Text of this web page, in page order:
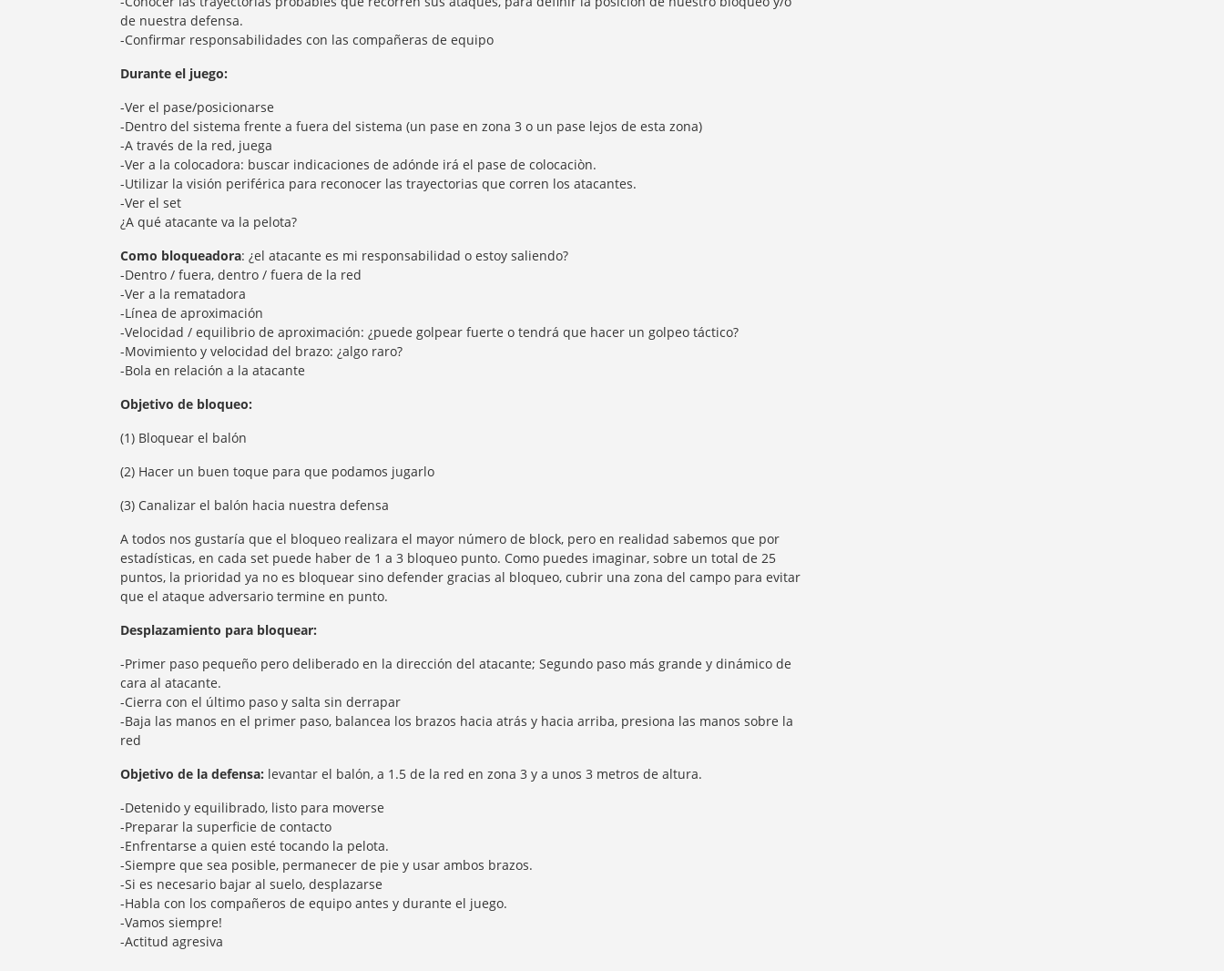
de nuestra defensa.
-Confirmar responsabilidades con las compañeras de equipo
Durante el juego:
-Ver el pase/posicionarse
-Dentro del sistema frente a fuera del sistema (un pase en zona 3 o un pase lejos de esta zona)
-A través de la red, juega
-Ver a la colocadora: buscar indicaciones de adónde irá el pase de colocaciòn.
-Utilizar la visión periférica para reconocer las trayectorias que corren los atacantes.
-Ver el set
¿A qué atacante va la pelota?
Como bloqueadora: ¿el atacante es mi responsabilidad o estoy saliendo?
-Dentro / fuera, dentro / fuera de la red
-Ver a la rematadora
-Línea de aproximación
-Velocidad / equilibrio de aproximación: ¿puede golpear fuerte o tendrá que hacer un golpeo táctico?
-Movimiento y velocidad del brazo: ¿algo raro?
-Bola en relación a la atacante
Objetivo de bloqueo:
(1) Bloquear el balón
(2) Hacer un buen toque para que podamos jugarlo
(3) Canalizar el balón hacia nuestra defensa
A todos nos gustaría que el bloqueo realizara el mayor número de block, pero en realidad sabemos que por
estadísticas, en cada set puede haber de 1 a 3 bloqueo punto. Como puedes imaginar, sobre un total de 25
puntos, la prioridad ya no es bloquear sino defender gracias al bloqueo, cubrir una zona del campo para evitar
que el ataque adversario termine en punto.
Desplazamiento para bloquear:
-Primer paso pequeño pero deliberado en la dirección del atacante; Segundo paso más grande y dinámico de
cara al atacante.
-Cierra con el último paso y salta sin derrapar
-Baja las manos en el primer paso, balancea los brazos hacia atrás y hacia arriba, presiona las manos sobre la
red
Objetivo de la defensa: levantar el balón, a 1.5 de la red en zona 3 y a unos 3 metros de altura.
-Detenido y equilibrado, listo para moverse
-Preparar la superficie de contacto
-Enfrentarse a quien esté tocando la pelota.
-Siempre que sea posible, permanecer de pie y usar ambos brazos.
-Si es necesario bajar al suelo, desplazarse
-Habla con los compañeros de equipo antes y durante el juego.
-Vamos siempre!
-Actitud agresiva